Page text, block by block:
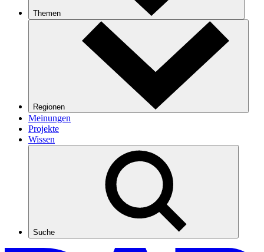
Themen
Regionen
Meinungen
Projekte
Wissen
Suche